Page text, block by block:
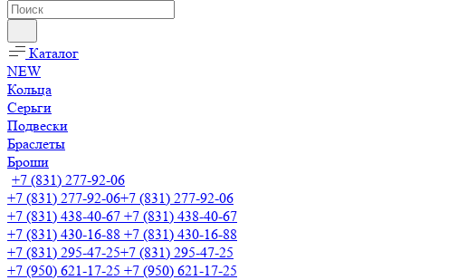
Каталог
NEW
Кольца
Серьги
Подвески
Браслеты
Броши
+7 (831) 277-92-06
+7 (831) 277-92-06+7 (831) 277-92-06
+7 (831) 438-40-67 +7 (831) 438-40-67
+7 (831) 430-16-88 +7 (831) 430-16-88
+7 (831) 295-47-25+7 (831) 295-47-25
+7 (950) 621-17-25 +7 (950) 621-17-25